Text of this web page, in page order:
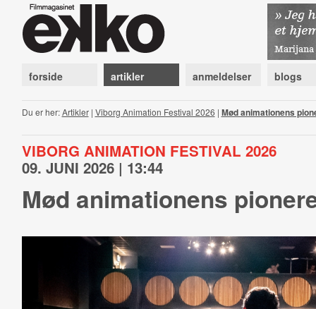
forside artikler anmeldelser blogs
Du er her:Artikler| Viborg Animation Festival 2026 | Mød animationens
VIBORG ANIMATION FESTIVAL 2026
09. JUNI 2026 | 13:44
Mød animationens